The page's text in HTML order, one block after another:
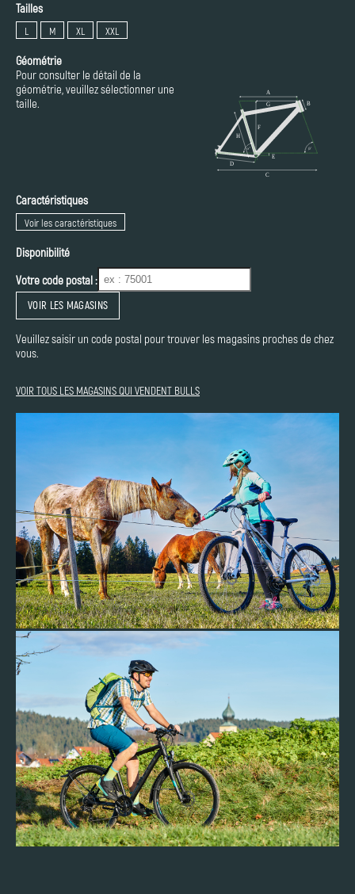
Tailles
L M XL XXL
Géométrie
Pour consulter le détail de la
géométrie, veuillez sélectionner une
taille.
Caractéristiques
Voir les caractéristiques
Disponibilité
Votre code postal :
VOIR LES MAGASINS
Veuillez saisir un code postal pour trouver les magasins proches de chez
vous.
VOIR TOUS LES MAGASINS QUI VENDENT BULLS